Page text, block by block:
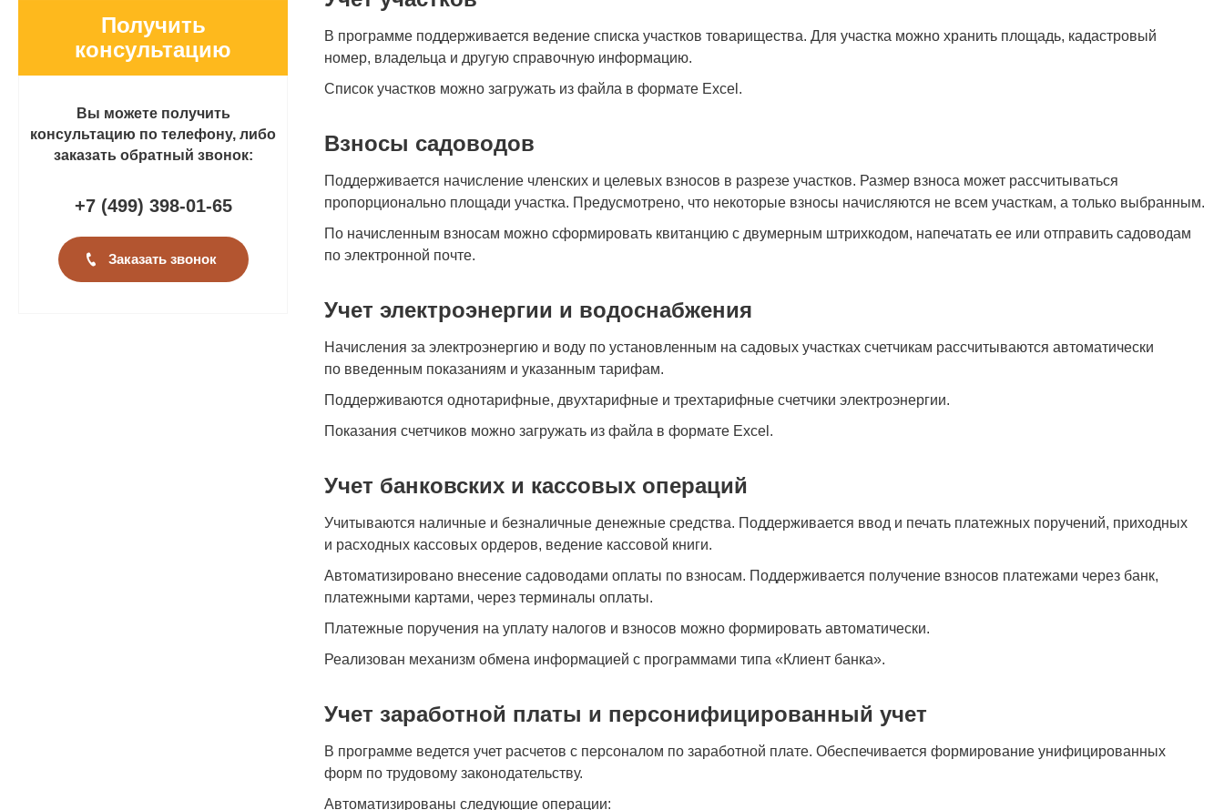
Получить
консультацию
Вы можете получить
консультацию по телефону, либо
заказать обратный звонок:
+7 (499) 398-01-65
Заказать звонок
В программе поддерживается ведение списка участков товарищества. Для участка можно хранить площадь, кадастровый
номер, владельца и другую справочную информацию.
Список участков можно загружать из файла в формате Excel.
Взносы садоводов
Поддерживается начисление членских и целевых взносов в разрезе участков. Размер взноса может рассчитываться
пропорционально площади участка. Предусмотрено, что некоторые взносы начисляются не всем участкам, а только выбранным.
По начисленным взносам можно сформировать квитанцию с двумерным штрихкодом, напечатать ее или отправить садоводам
по электронной почте.
Учет электроэнергии и водоснабжения
Начисления за электроэнергию и воду по установленным на садовых участках счетчикам рассчитываются автоматически
по введенным показаниям и указанным тарифам.
Поддерживаются однотарифные, двухтарифные и трехтарифные счетчики электроэнергии.
Показания счетчиков можно загружать из файла в формате Excel.
Учет банковских и кассовых операций
Учитываются наличные и безналичные денежные средства. Поддерживается ввод и печать платежных поручений, приходных
и расходных кассовых ордеров, ведение кассовой книги.
Автоматизировано внесение садоводами оплаты по взносам. Поддерживается получение взносов платежами через банк,
платежными картами, через терминалы оплаты.
Платежные поручения на уплату налогов и взносов можно формировать автоматически.
Реализован механизм обмена информацией с программами типа «Клиент банка».
Учет заработной платы и персонифицированный учет
В программе ведется учет расчетов с персоналом по заработной плате. Обеспечивается формирование унифицированных
форм по трудовому законодательству.
Автоматизированы следующие операции: